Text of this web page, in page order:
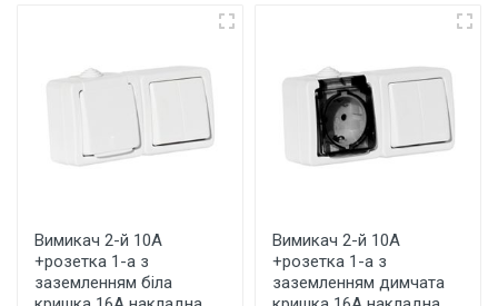
Вимикач 2-й 10A
+розетка 1-а з
заземленням біла
Вимикач 2-й 10A
+розетка 1-а з
заземленням димчата